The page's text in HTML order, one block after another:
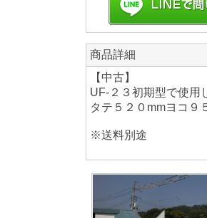
商品詳細
【中古】
UF‐２３初期型で使用
タテ５２０mmヨコ９
※送料別途